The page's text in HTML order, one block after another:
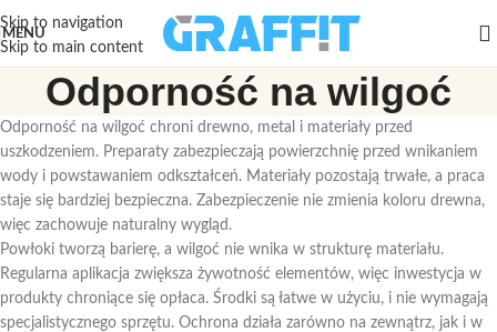
Skip to navigation
Skip to main content
MENU
Odporność na wilgoć
Odporność na wilgoć chroni drewno, metal i materiały przed
uszkodzeniem. Preparaty zabezpieczają powierzchnię przed wnikaniem
wody i powstawaniem odkształceń. Materiały pozostają trwałe, a praca
staje się bardziej bezpieczna. Zabezpieczenie nie zmienia koloru drewna,
więc zachowuje naturalny wygląd.
Powłoki tworzą barierę, a wilgoć nie wnika w strukturę materiału.
Regularna aplikacja zwiększa żywotność elementów, więc inwestycja w
produkty chroniące się opłaca. Środki są łatwe w użyciu, i nie wymagają
specjalistycznego sprzętu. Ochrona działa zarówno na zewnątrz, jak i w